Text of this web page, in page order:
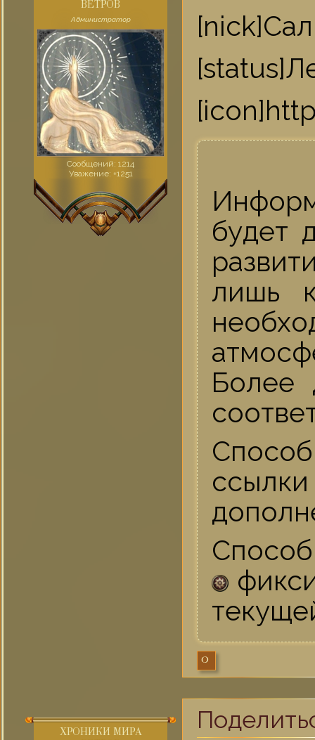
ВЕТРОВ
Администратор
Сообщений: 1214
Уважение: +1251
будет
лишь
Более
0
ХРОНИКИ МИРА